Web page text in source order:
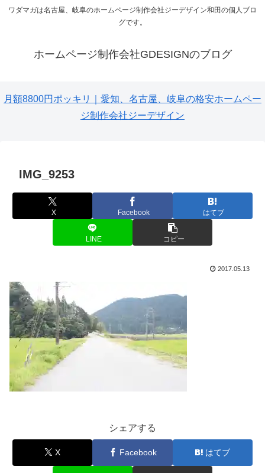
ワダマガは名古屋、岐阜のホームページ制作会社ジーデザイン和田の個人ブロ
グです。
ホームページ制作会社GDESIGNのブログ
月額8800円ポッキリ｜愛知、名古屋、岐阜の格安ホームペー
ジ制作会社ジーデザイン
IMG_9253
X Facebook はてブ
LINE コピー
2017.05.13
シェアする
X Facebook はてブ